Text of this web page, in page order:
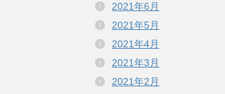
2021年6月
2021年5月
2021年4月
2021年3月
2021年2月